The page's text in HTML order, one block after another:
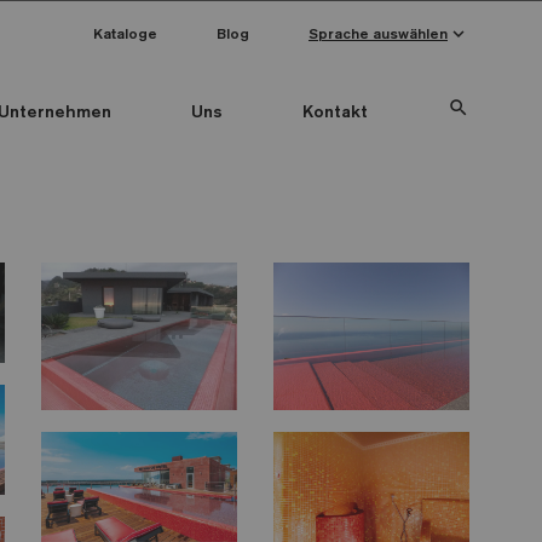
Unternehmen Uns Kontakt search
Kataloge Blog Sprache auswählen keyboard_arrow_down